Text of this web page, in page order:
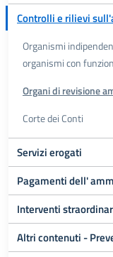
Controlli e rilievi
Organismi
organismi con
Organi di revisione
Corte dei Conti
Servizi erogati
Pagamenti dell'
Interventi
Altri contenuti -